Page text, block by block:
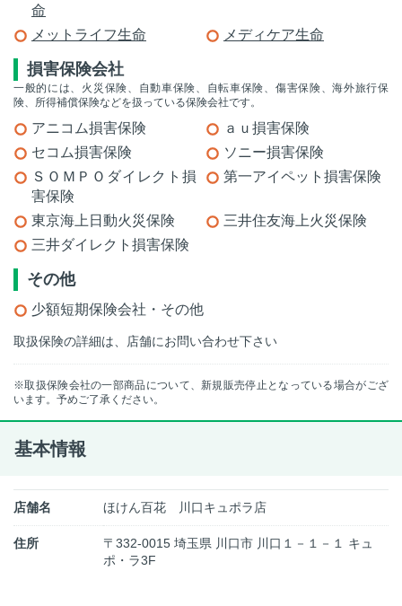
命
メットライフ生命 メディケア生命
損害保険会社
一般的には、火災保険、自動車保険、自転車保険、傷害保険、海外旅行保
険、所得補償保険などを扱っている保険会社です。
アニコム損害保険
ａｕ損害保険
セコム損害保険
ソニー損害保険
ＳＯＭＰＯダイレクト損
害保険
第一アイペット損害保険
東京海上日動火災保険
三井住友海上火災保険
三井ダイレクト損害保険
その他
少額短期保険会社・その他
取扱保険の詳細は、店舗にお問い合わせ下さい
※取扱保険会社の一部商品について、新規販売停止となっている場合がござ
います。予めご了承ください。
基本情報
店舗名 ほけん百花 川口キュポラ店
住所
〒332-0015 埼玉県 川口市 川口１－１－１ キュ
ポ・ラ3F